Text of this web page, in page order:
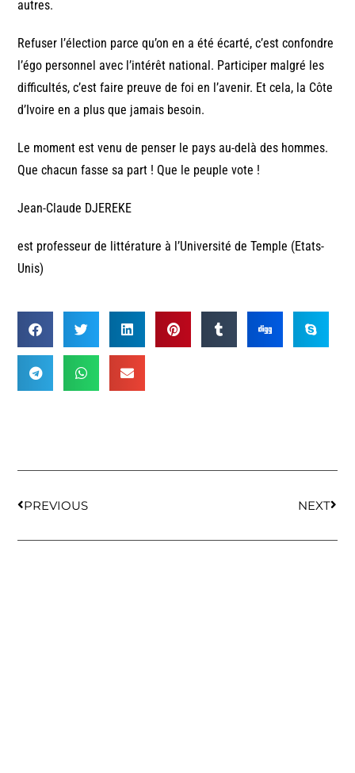
autres.
Refuser l’élection parce qu’on en a été écarté, c’est confondre
l’égo personnel avec l’intérêt national. Participer malgré les
difficultés, c’est faire preuve de foi en l’avenir. Et cela, la Côte
d’Ivoire en a plus que jamais besoin.
Le moment est venu de penser le pays au-delà des hommes.
Que chacun fasse sa part ! Que le peuple vote !
Jean-Claude DJEREKE
est professeur de littérature à l’Université de Temple (Etats-
Unis)
PREVIOUS NEXT